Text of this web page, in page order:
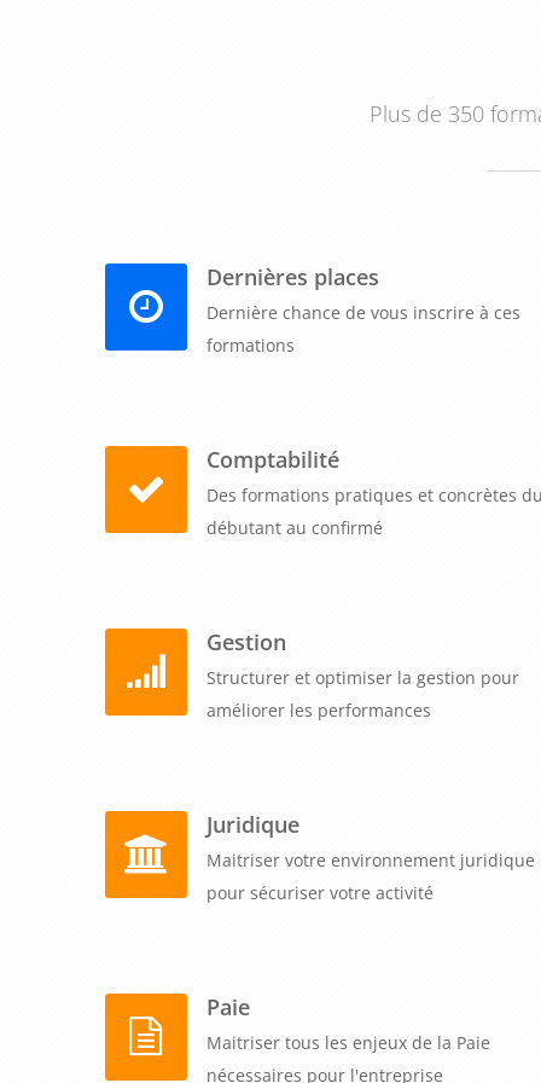
Plus de 350
Dernières places
Dernière chance de vous inscrire à ces
formations
Comptabilité
Des formations pratiques et concrètes
débutant au confirmé
Gestion
Structurer et optimiser la gestion pour
améliorer les performances
Juridique
Maitriser votre environnement juridique
pour sécuriser votre activité
Paie
Maitriser tous les enjeux de la Paie
nécessaires pour l'entreprise